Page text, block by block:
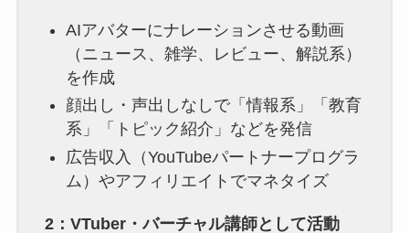
AIアバターにナレーションさせる動画
（ニュース、雑学、レビュー、解説系）
を作成
顔出し・声出しなしで「情報系」「教育
系」「トピック紹介」などを発信
広告収入（YouTubeパートナープログラ
ム）やアフィリエイトでマネタイズ
2：VTuber・バーチャル講師として活動